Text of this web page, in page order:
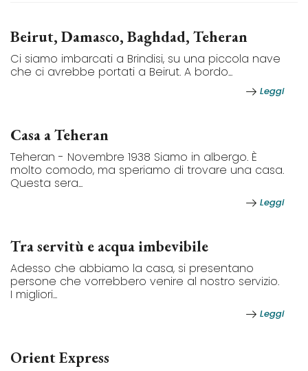
Beirut, Damasco, Baghdad, Teheran
Ci siamo imbarcati a Brindisi, su una piccola nave
che ci avrebbe portati a Beirut. A bordo...
Leggi
Casa a Teheran
Teheran - Novembre 1938 Siamo in albergo. È
molto comodo, ma speriamo di trovare una casa.
Questa sera...
Leggi
Tra servitù e acqua imbevibile
Adesso che abbiamo la casa, si presentano
persone che vorrebbero venire al nostro servizio.
I migliori...
Leggi
Orient Express